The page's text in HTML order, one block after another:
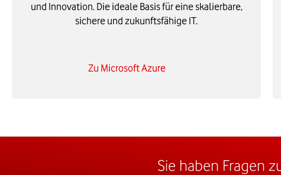
und Innovation. Die ideale Basis für eine skalierbare,
sichere und zukunftsfähige IT.
Zu Microsoft Azure
Sie haben Fragen